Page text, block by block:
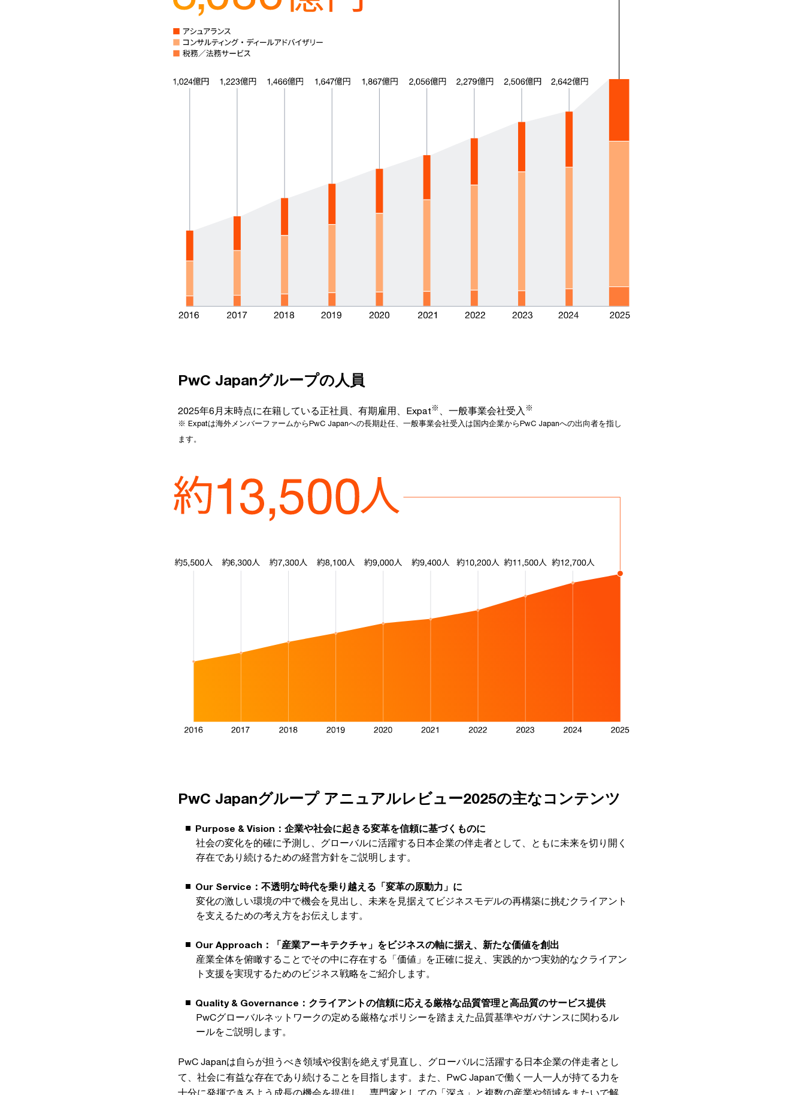
PwC Japanグループの人員
2025年6月末時点に在籍している正社員、有期雇用、Expat ※ 、一般事業会社受入 ※
※ Expatは海外メンバーファームからPwC Japanへの長期赴任、一般事業会社受入は国内企業からPwC Japanへの出向者を指し
ます。
PwC Japanグループ アニュアルレビュー2025の主なコンテンツ
Purpose & Vision：企業や社会に起きる変革を信頼に基づくものに
社会の変化を的確に予測し、グローバルに活躍する日本企業の伴走者として、ともに未来を切り開く
存在であり続けるための経営方針をご説明します。
Our Service：不透明な時代を乗り越える「変革の原動力」に
変化の激しい環境の中で機会を見出し、未来を見据えてビジネスモデルの再構築に挑むクライアント
を支えるための考え方をお伝えします。
Our Approach：「産業アーキテクチャ」をビジネスの軸に据え、新たな価値を創出
産業全体を俯瞰することでその中に存在する「価値」を正確に捉え、実践的かつ実効的なクライアン
ト支援を実現するためのビジネス戦略をご紹介します。
Quality & Governance：クライアントの信頼に応える厳格な品質管理と高品質のサービス提供
PwCグローバルネットワークの定める厳格なポリシーを踏まえた品質基準やガバナンスに関わるル
ールをご説明します。
PwC Japanは自らが担うべき領域や役割を絶えず見直し、グローバルに活躍する日本企業の伴走者とし
て、社会に有益な存在であり続けることを目指します。また、PwC Japanで働く一人一人が持てる力を
十分に発揮できるよう成長の機会を提供し、専門家としての「深さ」と複数の産業や領域をまたいで解